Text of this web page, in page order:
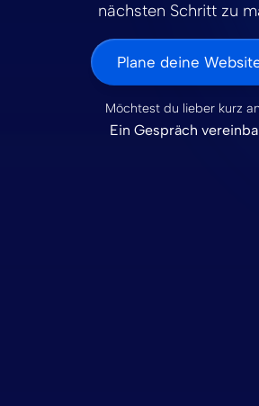
nächsten Schritt zu
Plane deine
Möchtest du lieber kurz
Ein Gespräch